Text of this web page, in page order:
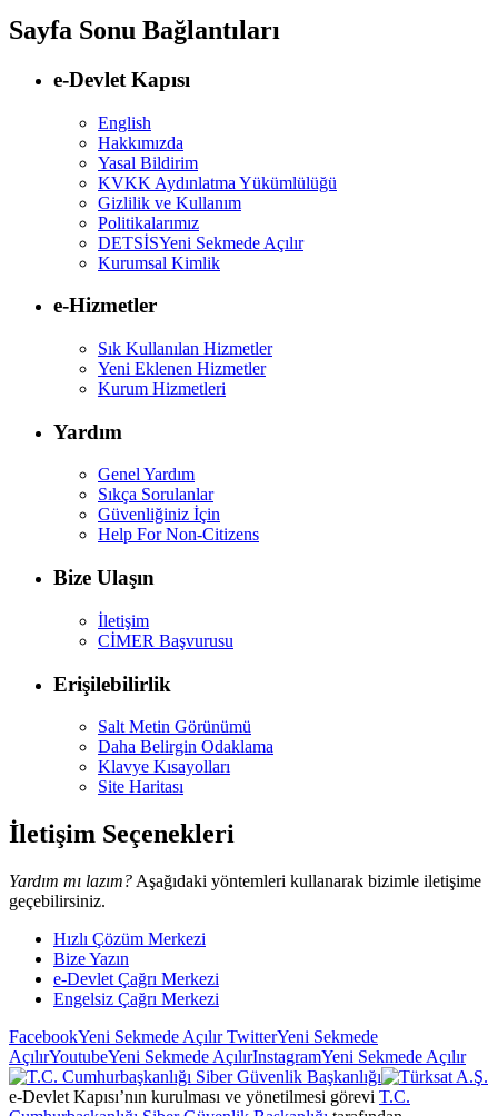
Sayfa Sonu Bağlantıları
e-Devlet Kapısı
English
Hakkımızda
Yasal Bildirim
KVKK Aydınlatma Yükümlülüğü
Gizlilik ve Kullanım
Politikalarımız
DETSİSYeni Sekmede Açılır
Kurumsal Kimlik
e-Hizmetler
Sık Kullanılan Hizmetler
Yeni Eklenen Hizmetler
Kurum Hizmetleri
Yardım
Genel Yardım
Sıkça Sorulanlar
Güvenliğiniz İçin
Help For Non-Citizens
Bize Ulaşın
İletişim
CİMER Başvurusu
Erişilebilirlik
Salt Metin Görünümü
Daha Belirgin Odaklama
Klavye Kısayolları
Site Haritası
İletişim Seçenekleri
Yardım mı lazım? Aşağıdaki yöntemleri kullanarak bizimle iletişime
geçebilirsiniz.
Hızlı Çözüm Merkezi
Bize Yazın
e-Devlet Çağrı Merkezi
Engelsiz Çağrı Merkezi
FacebookYeni Sekmede AçılırTwitterYeni Sekmede
AçılırYoutubeYeni Sekmede AçılırInstagramYeni Sekmede Açılır
e-Devlet Kapısı’nın kurulması ve yönetilmesi görevi T.C.